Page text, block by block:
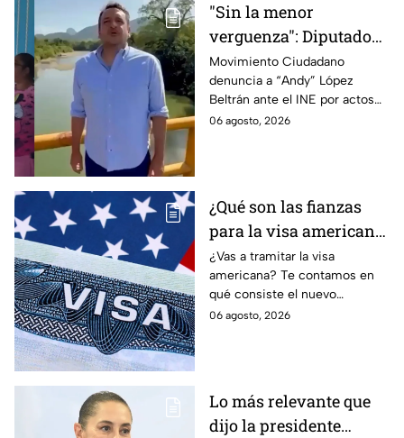
"Sin la menor
verguenza": Diputado
Juan Zavala denuncia
ante el INE a Andy
López Beltrán por
campaña anticipada en
Movimiento Ciudadano
denuncia a “Andy” López
Beltrán ante el INE por actos
anticipados de campaña en
06 agosto, 2026
¿Qué son las fianzas
para la visa americana
y por qué causan tanta
controversia?
¿Vas a tramitar la visa
americana? Te contamos en
qué consiste el nuevo
programa de fianzas
06 agosto, 2026
Lo más relevante que
dijo la presidente